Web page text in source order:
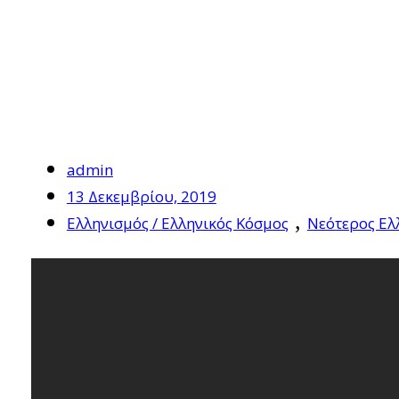
admin
13 Δεκεμβρίου, 2019
Ελληνισμός / Ελληνικός Κόσμος , Νεότερος